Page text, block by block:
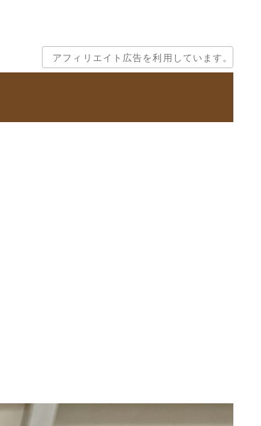
アフィリエイト広告を利用しています。